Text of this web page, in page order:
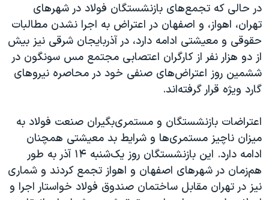
دادگاه حمید نوری
چهل سال گروگان‌گیری
قانون شفافیت دارائی کادر رهبری ایران
اعتراضات مردمی آبان ۹۸
اسرائیل در جنگ
نرگس محمدی برنده جایزه نوبل صلح
همایش محافظه‌کاران آمریکا «سی‌پک»
صفحه‌های ویژه
سفر پرزیدنت ترامپ به چین
در حالی که تجمع‌های بازنشستگان فولاد در شهرهای
تهران، اهواز، و اصفهان در اعتراض به اجرا نشدن مطالبات
حقوقی و معیشتی ادامه دارد، در آذربایجان شرقی نیز بیش
از دو هزار نفر از کارگران اعتصابی مجتمع مس سونگون در
ششمین روز اعتراض‌های صنفی خود در محاصره نیروهای
گارد ویژه قرار گرفته‌اند.
اعتراضات بازنشستگان و مستمری‌بگیران صنعت فولاد به
میزان ناچیز مستمری‌ها و شرایط بد معیشتی همچنان
ادامه دارد. این بازنشستگان روز یک‌شنبه ۱۴ آذر به طور
هم‌زمان در شهرهای اصفهان و اهواز تجمع کردند و شماری
نیز در تهران مقابل ساختمان صندوق فولاد خواستار اجرا و